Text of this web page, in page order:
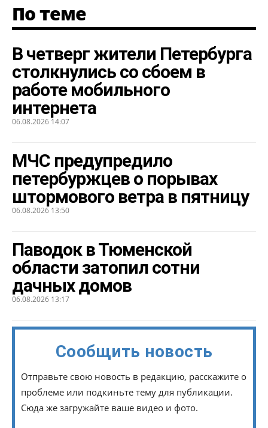
По теме
В четверг жители Петербурга
столкнулись со сбоем в
работе мобильного
интернета
06.08.2026 14:07
МЧС предупредило
петербуржцев о порывах
штормового ветра в пятницу
06.08.2026 13:50
Паводок в Тюменской
области затопил сотни
дачных домов
06.08.2026 13:17
Сообщить новость
Отправьте свою новость в редакцию, расскажите о
проблеме или подкиньте тему для публикации.
Сюда же загружайте ваше видео и фото.